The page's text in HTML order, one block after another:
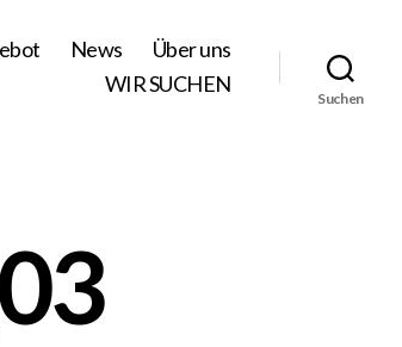
News
Über uns
WIR SUCHEN
Suchen